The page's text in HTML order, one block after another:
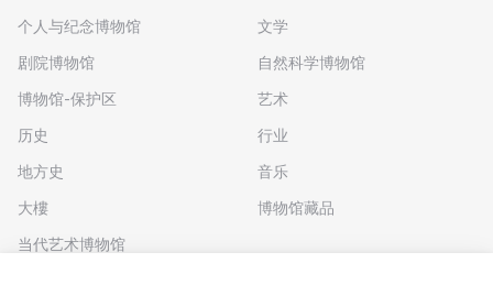
个人与纪念博物馆
剧院博物馆
博物馆-保护区
历史
地方史
大樓
当代艺术博物馆
文学
自然科学博物馆
艺术
行业
音乐
博物馆藏品